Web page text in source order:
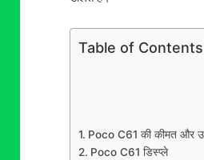
Table of Contents
Poco C61 की कीमत और
Poco C61 डिस्प्ले